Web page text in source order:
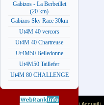
Gabizos - La Berbeillet
(20 km)
Gabizos Sky Race 30km
Ut4M 40 vercors
Ut4M 40 Chartreuse
Ut4M50 Belledonne
Ut4M50 Taillefer
Ut4M 80 CHALLENGE